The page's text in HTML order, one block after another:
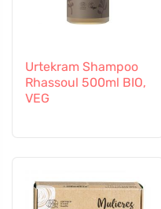
Urtekram Shampoo
Rhassoul 500ml BIO,
VEG